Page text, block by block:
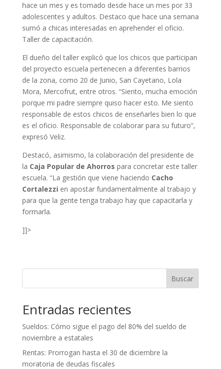
hace un mes y es tomado desde hace un mes por 33
adolescentes y adultos. Destaco que hace una semana
sumó a chicas interesadas en aprehender el oficio.
Taller de capacitación.
El dueño del taller explicó que los chicos que participan
del proyecto escuela pertenecen a diferentes barrios
de la zona, como 20 de Junio, San Cayetano, Lola
Mora, Mercofrut, entre otros. “Siento, mucha emoción
porque mi padre siempre quiso hacer esto. Me siento
responsable de estos chicos de enseñarles bien lo que
es el oficio. Responsable de colaborar para su futuro”,
expresó Veliz.
Destacó, asimismo, la colaboración del presidente de
la Caja Popular de Ahorros para concretar este taller
escuela. “La gestión que viene haciendo Cacho
Cortalezzi en apostar fundamentalmente al trabajo y
para que la gente tenga trabajo hay que capacitarla y
formarla.
]]>
Buscar
Entradas recientes
Sueldos: Cómo sigue el pago del 80% del sueldo de
noviembre a estatales
Rentas: Prorrogan hasta el 30 de diciembre la
moratoria de deudas fiscales